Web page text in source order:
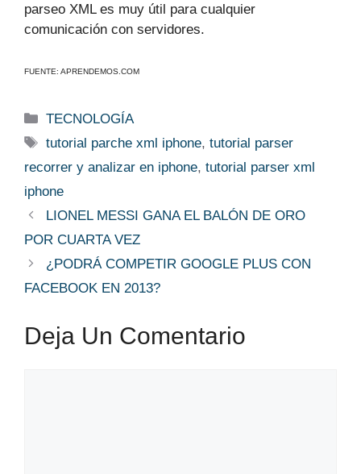
parseo XML es muy útil para cualquier
comunicación con servidores.
FUENTE: APRENDEMOS.COM
Categorías
TECNOLOGÍA
Etiquetas
tutorial parche xml iphone,tutorial parser
recorrer y analizar en iphone, tutorial parser xml
iphone
LIONEL MESSI GANA EL BALÓN DE ORO
POR CUARTA VEZ
¿PODRÁ COMPETIR GOOGLE PLUS CON
FACEBOOK EN 2013?
Deja Un Comentario